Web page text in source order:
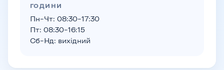
ГОДИНИ
Пн–Чт: 08:30–17:30
Пт: 08:30–16:15
Сб–Нд: вихідний